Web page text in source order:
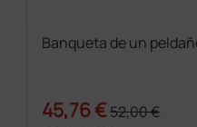
Banqueta de un
45,76 €52,00 €